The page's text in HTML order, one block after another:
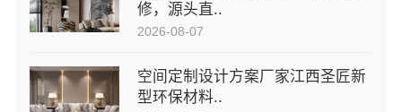
修，源头直..
2026-08-07
空间定制设计方案厂家江西圣匠新
型环保材料..